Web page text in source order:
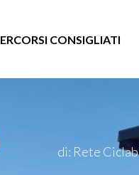
CONSIGLIATI
di: Rete